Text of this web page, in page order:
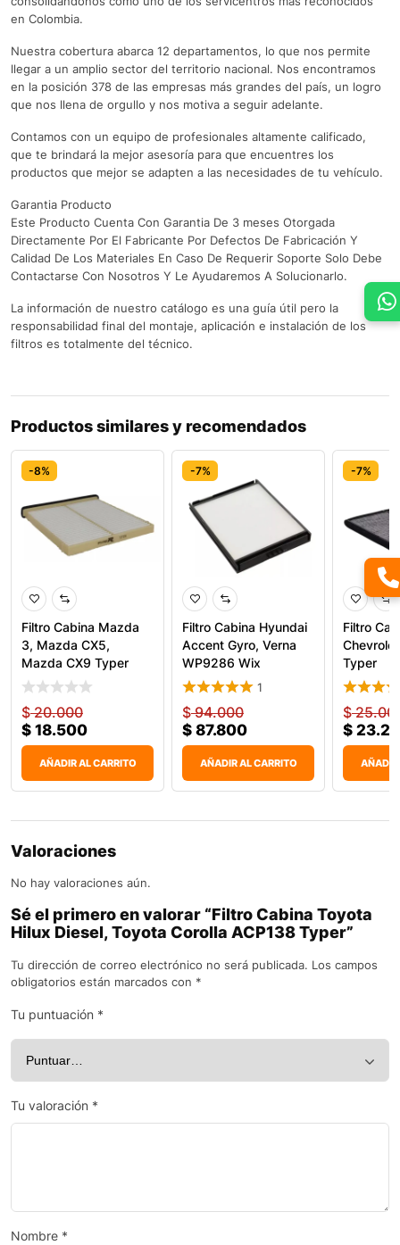
en Colombia.
Nuestra cobertura abarca 12 departamentos, lo que nos permite
llegar a un amplio sector del territorio nacional. Nos encontramos
en la posición 378 de las empresas más grandes del país, un logro
que nos llena de orgullo y nos motiva a seguir adelante.
Contamos con un equipo de profesionales altamente calificado,
que te brindará la mejor asesoría para que encuentres los
productos que mejor se adapten a las necesidades de tu vehículo.
Garantia Producto
Este Producto Cuenta Con Garantia De 3 meses Otorgada
Directamente Por El Fabricante Por Defectos De Fabricación Y
Calidad De Los Materiales En Caso De Requerir Soporte Solo Debe
Contactarse Con Nosotros Y Le Ayudaremos A Solucionarlo.
La información de nuestro catálogo es una guía útil pero la
responsabilidad final del montaje, aplicación e instalación de los
filtros es totalmente del técnico.
Productos similares y recomendados
-8%
Filtro Cabina Mazda
3, Mazda CX5,
Mazda CX9 Typer
$20.000
$ 18.500
AÑADIR AL CARRITO
-7%
Filtro Cabina Hyundai
Accent Gyro, Verna
WP9286 Wix
1
$94.000
$ 87.800
AÑADIR AL CARRITO
-7%
Filtro
Typer
$
$
AÑADIR
Valoraciones
No hay valoraciones aún.
Sé el primero en valorar “Filtro Cabina Toyota
Hilux Diesel, Toyota Corolla ACP138 Typer”
Tu dirección de correo electrónico no será publicada. Los campos
obligatorios están marcados con *
Tu puntuación *
Tu valoración *
Nombre *